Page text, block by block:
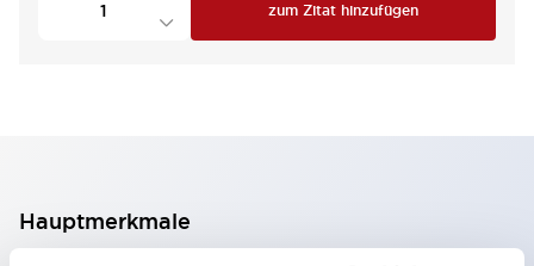
zum Zitat hinzufügen
Hauptmerkmale